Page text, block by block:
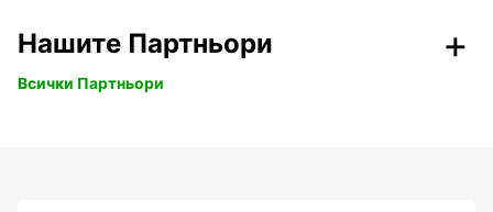
Нашите Партньори
Всички Партньори